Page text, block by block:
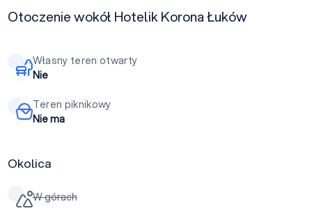
Otoczenie wokół Hotelik Korona Łuków
Własny teren otwarty
Nie
Teren piknikowy
Nie ma
Okolica
W górach